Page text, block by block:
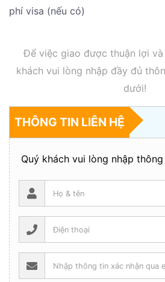
phí visa (nếu có)
Để việc giao được thuận lợi và
khách vui lòng nhập đầy đủ
dưới!
THÔNG TIN LIÊN HỆ
Quý khách vui lòng nhập